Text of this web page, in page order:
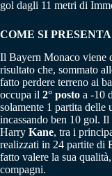
gol dagli 11 metri di
COME SI
Il Bayern Monaco viene
risultato che, sommato
fatto perdere terreno ai
occupa il 2° posto a -10
solamente 1 partita delle
incassando ben 10 gol.
Harry Kane, tra i
realizzati in 24 partite di
fatto valere la sua
compagni.